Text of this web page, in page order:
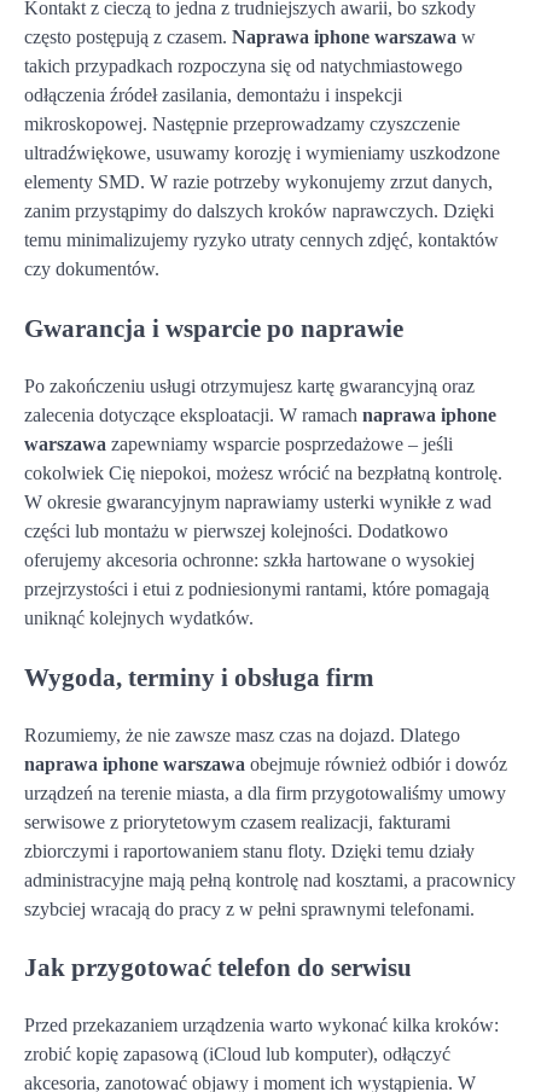
Kontakt z cieczą to jedna z trudniejszych awarii, bo szkody
często postępują z czasem. Naprawa iphone warszawa w
takich przypadkach rozpoczyna się od natychmiastowego
odłączenia źródeł zasilania, demontażu i inspekcji
mikroskopowej. Następnie przeprowadzamy czyszczenie
ultradźwiękowe, usuwamy korozję i wymieniamy uszkodzone
elementy SMD. W razie potrzeby wykonujemy zrzut danych,
zanim przystąpimy do dalszych kroków naprawczych. Dzięki
temu minimalizujemy ryzyko utraty cennych zdjęć, kontaktów
czy dokumentów.
Gwarancja i wsparcie po naprawie
Po zakończeniu usługi otrzymujesz kartę gwarancyjną oraz
zalecenia dotyczące eksploatacji. W ramach naprawa iphone
warszawa zapewniamy wsparcie posprzedażowe – jeśli
cokolwiek Cię niepokoi, możesz wrócić na bezpłatną kontrolę.
W okresie gwarancyjnym naprawiamy usterki wynikłe z wad
części lub montażu w pierwszej kolejności. Dodatkowo
oferujemy akcesoria ochronne: szkła hartowane o wysokiej
przejrzystości i etui z podniesionymi rantami, które pomagają
uniknąć kolejnych wydatków.
Wygoda, terminy i obsługa firm
Rozumiemy, że nie zawsze masz czas na dojazd. Dlatego
naprawa iphone warszawa obejmuje również odbiór i dowóz
urządzeń na terenie miasta, a dla firm przygotowaliśmy umowy
serwisowe z priorytetowym czasem realizacji, fakturami
zbiorczymi i raportowaniem stanu floty. Dzięki temu działy
administracyjne mają pełną kontrolę nad kosztami, a pracownicy
szybciej wracają do pracy z w pełni sprawnymi telefonami.
Jak przygotować telefon do serwisu
Przed przekazaniem urządzenia warto wykonać kilka kroków:
zrobić kopię zapasową (iCloud lub komputer), odłączyć
akcesoria, zanotować objawy i moment ich wystąpienia. W